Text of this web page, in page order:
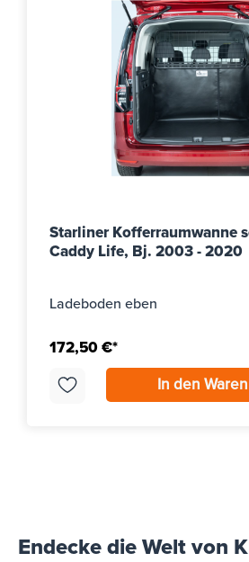
Starliner Kofferraumwanne
Caddy Life, Bj. 2003 - 2020
Ladeboden eben
172,50 €*
In den
Endecke die Welt von